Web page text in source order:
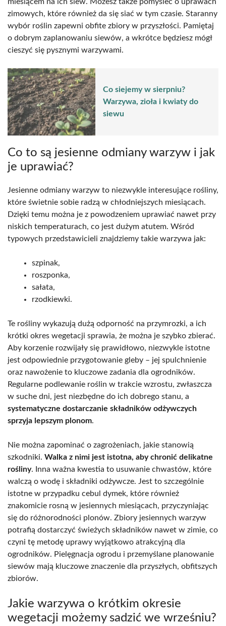
zimowych, które również da się siać w tym czasie. Staranny
wybór roślin zapewni obfite zbiory w przyszłości. Pamiętaj
o dobrym zaplanowaniu siewów, a wkrótce będziesz mógł
cieszyć się pysznymi warzywami.
Co siejemy w sierpniu?
Warzywa, zioła i kwiaty do
siewu
Co to są jesienne odmiany warzyw i jak
je uprawiać?
Jesienne odmiany warzyw to niezwykle interesujące rośliny,
które świetnie sobie radzą w chłodniejszych miesiącach.
Dzięki temu można je z powodzeniem uprawiać nawet przy
niskich temperaturach, co jest dużym atutem. Wśród
typowych przedstawicieli znajdziemy takie warzywa jak:
szpinak,
roszponka,
sałata,
rzodkiewki.
Te rośliny wykazują dużą odporność na przymrozki, a ich
krótki okres wegetacji sprawia, że można je szybko zbierać.
Aby korzenie rozwijały się prawidłowo, niezwykle istotne
jest odpowiednie przygotowanie gleby – jej spulchnienie
oraz nawożenie to kluczowe zadania dla ogrodników.
Regularne podlewanie roślin w trakcie wzrostu, zwłaszcza
w suche dni, jest niezbędne do ich dobrego stanu, a
systematyczne dostarczanie składników odżywczych
sprzyja lepszym plonom.
Nie można zapominać o zagrożeniach, jakie stanowią
szkodniki. Walka z nimi jest istotna, aby chronić delikatne
rośliny. Inna ważna kwestia to usuwanie chwastów, które
walczą o wodę i składniki odżywcze. Jest to szczególnie
istotne w przypadku cebul dymek, które również
znakomicie rosną w jesiennych miesiącach, przyczyniając
się do różnorodności plonów. Zbiory jesiennych warzyw
potrafią dostarczyć świeżych składników nawet w zimie, co
czyni tę metodę uprawy wyjątkowo atrakcyjną dla
ogrodników. Pielęgnacja ogrodu i przemyślane planowanie
siewów mają kluczowe znaczenie dla przyszłych, obfitszych
zbiorów.
Jakie warzywa o krótkim okresie
wegetacji możemy sadzić we wrześniu?